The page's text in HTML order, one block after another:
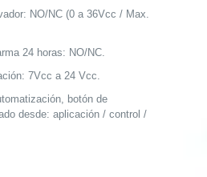
NO/NC (0 a 36Vcc / Max.
24 horas: NO/NC.
7Vcc a 24 Vcc.
botón de
desde: aplicación / control /